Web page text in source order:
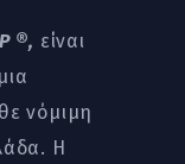
®, είναι
νόμιμη
Η